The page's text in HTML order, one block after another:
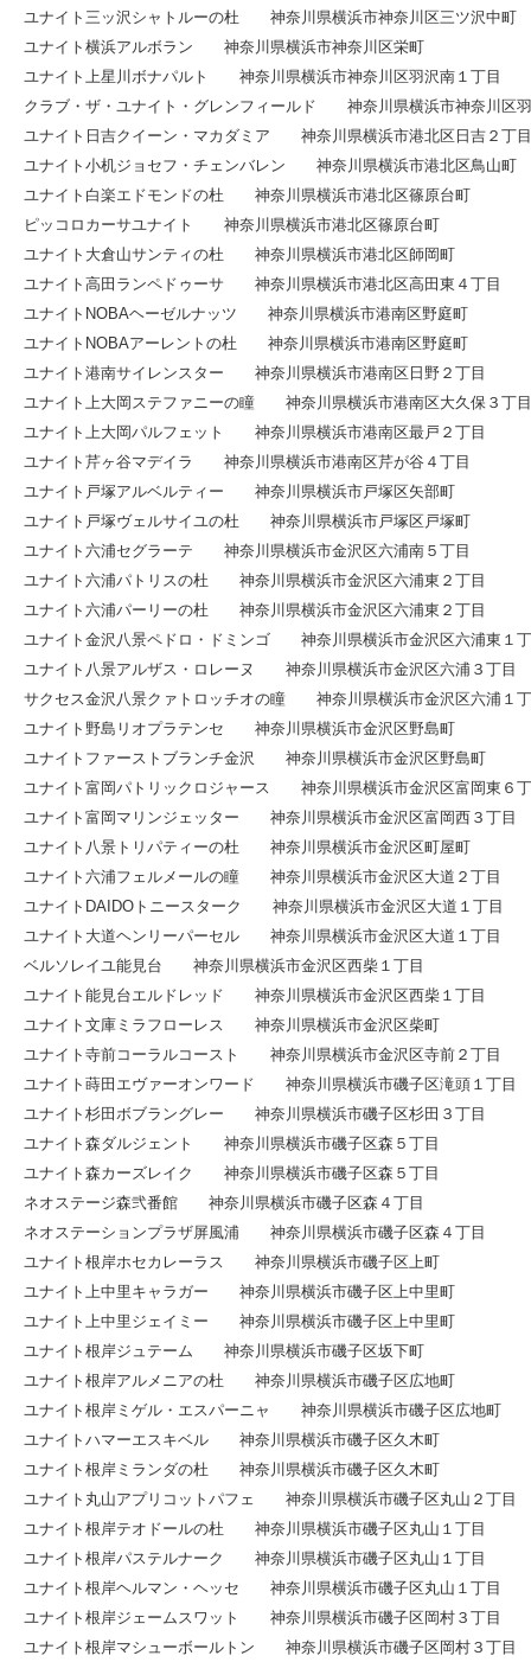
ユナイト三ッ沢シャトルーの杜 神奈川県横浜市神奈川区三ツ沢中町
ユナイト横浜アルボラン 神奈川県横浜市神奈川区栄町
ユナイト上星川ボナパルト 神奈川県横浜市神奈川区羽沢南１丁目
クラブ・ザ・ユナイト・グレンフィールド 神奈川県横浜市神奈川区
ユナイト日吉クイーン・マカダミア 神奈川県横浜市港北区日吉２丁目
ユナイト小机ジョセフ・チェンバレン 神奈川県横浜市港北区鳥山町
ユナイト白楽エドモンドの杜 神奈川県横浜市港北区篠原台町
ピッコロカーサユナイト 神奈川県横浜市港北区篠原台町
ユナイト大倉山サンティの杜 神奈川県横浜市港北区師岡町
ユナイト高田ランペドゥーサ 神奈川県横浜市港北区高田東４丁目
ユナイトNOBAヘーゼルナッツ 神奈川県横浜市港南区野庭町
ユナイトNOBAアーレントの杜 神奈川県横浜市港南区野庭町
ユナイト港南サイレンスター 神奈川県横浜市港南区日野２丁目
ユナイト上大岡ステファニーの瞳 神奈川県横浜市港南区大久保３丁目
ユナイト上大岡パルフェット 神奈川県横浜市港南区最戸２丁目
ユナイト芹ヶ谷マデイラ 神奈川県横浜市港南区芹が谷４丁目
ユナイト戸塚アルベルティー 神奈川県横浜市戸塚区矢部町
ユナイト戸塚ヴェルサイユの杜 神奈川県横浜市戸塚区戸塚町
ユナイト六浦セグラーテ 神奈川県横浜市金沢区六浦南５丁目
ユナイト六浦パトリスの杜 神奈川県横浜市金沢区六浦東２丁目
ユナイト六浦パーリーの杜 神奈川県横浜市金沢区六浦東２丁目
ユナイト金沢八景ペドロ・ドミンゴ 神奈川県横浜市金沢区六浦東１
ユナイト八景アルザス・ロレーヌ 神奈川県横浜市金沢区六浦３丁目
サクセス金沢八景クァトロッチオの瞳 神奈川県横浜市金沢区六浦１
ユナイト野島リオプラテンセ 神奈川県横浜市金沢区野島町
ユナイトファーストブランチ金沢 神奈川県横浜市金沢区野島町
ユナイト富岡パトリックロジャース 神奈川県横浜市金沢区富岡東６
ユナイト富岡マリンジェッター 神奈川県横浜市金沢区富岡西３丁目
ユナイト八景トリパティーの杜 神奈川県横浜市金沢区町屋町
ユナイト六浦フェルメールの瞳 神奈川県横浜市金沢区大道２丁目
ユナイトDAIDOトニースターク 神奈川県横浜市金沢区大道１丁目
ユナイト大道ヘンリーパーセル 神奈川県横浜市金沢区大道１丁目
ベルソレイユ能見台 神奈川県横浜市金沢区西柴１丁目
ユナイト能見台エルドレッド 神奈川県横浜市金沢区西柴１丁目
ユナイト文庫ミラフローレス 神奈川県横浜市金沢区柴町
ユナイト寺前コーラルコースト 神奈川県横浜市金沢区寺前２丁目
ユナイト蒔田エヴァーオンワード 神奈川県横浜市磯子区滝頭１丁目
ユナイト杉田ボブラングレー 神奈川県横浜市磯子区杉田３丁目
ユナイト森ダルジェント 神奈川県横浜市磯子区森５丁目
ユナイト森カーズレイク 神奈川県横浜市磯子区森５丁目
ネオステージ森弐番館 神奈川県横浜市磯子区森４丁目
ネオステーションプラザ屏風浦 神奈川県横浜市磯子区森４丁目
ユナイト根岸ホセカレーラス 神奈川県横浜市磯子区上町
ユナイト上中里キャラガー 神奈川県横浜市磯子区上中里町
ユナイト上中里ジェイミー 神奈川県横浜市磯子区上中里町
ユナイト根岸ジュテーム 神奈川県横浜市磯子区坂下町
ユナイト根岸アルメニアの杜 神奈川県横浜市磯子区広地町
ユナイト根岸ミゲル・エスパーニャ 神奈川県横浜市磯子区広地町
ユナイトハマーエスキベル 神奈川県横浜市磯子区久木町
ユナイト根岸ミランダの杜 神奈川県横浜市磯子区久木町
ユナイト丸山アプリコットパフェ 神奈川県横浜市磯子区丸山２丁目
ユナイト根岸テオドールの杜 神奈川県横浜市磯子区丸山１丁目
ユナイト根岸パステルナーク 神奈川県横浜市磯子区丸山１丁目
ユナイト根岸ヘルマン・ヘッセ 神奈川県横浜市磯子区丸山１丁目
ユナイト根岸ジェームスワット 神奈川県横浜市磯子区岡村３丁目
ユナイト根岸マシューボールトン 神奈川県横浜市磯子区岡村３丁目